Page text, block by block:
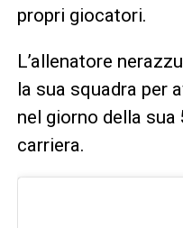
propri giocatori.
L’allenatore
la sua squadra per
nel giorno della sua
carriera.